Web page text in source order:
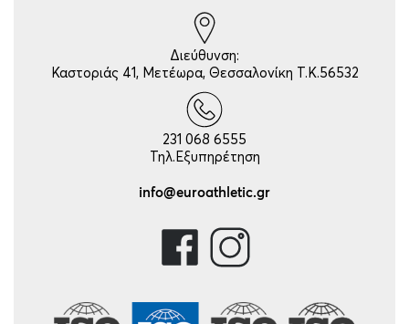
Διεύθυνση:
Καστοριάς 41, Μετέωρα, Θεσσαλονίκη Τ.Κ.56532
231 068 6555
Τηλ.Εξυπηρέτηση
info@euroathletic.gr